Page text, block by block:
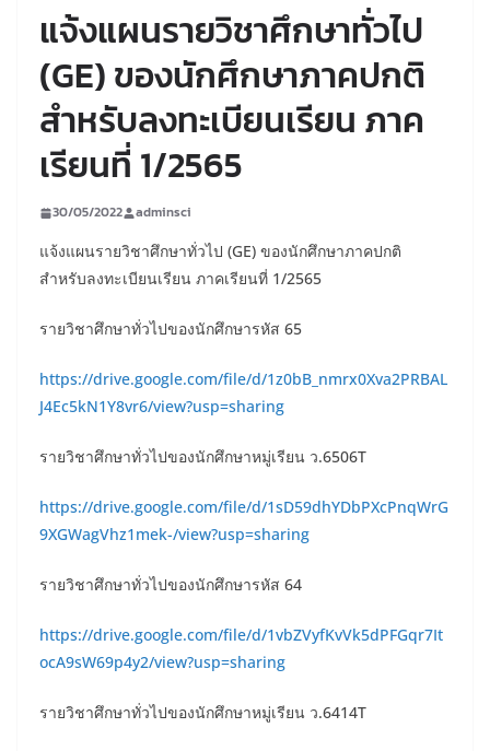
แจ้งแผนรายวิชาศึกษาทั่วไป
(GE) ของนักศึกษาภาคปกติ
สำหรับลงทะเบียนเรียน ภาค
เรียนที่ 1/2565
30/05/2022 adminsci
แจ้งแผนรายวิชาศึกษาทั่วไป (GE) ของนักศึกษาภาคปกติ
สำหรับลงทะเบียนเรียน ภาคเรียนที่ 1/2565
รายวิชาศึกษาทั่วไปของนักศึกษารหัส 65
https://drive.google.com/file/d/1z0bB_nmrx0Xva2PRBAL
J4Ec5kN1Y8vr6/view?usp=sharing
รายวิชาศึกษาทั่วไปของนักศึกษาหมู่เรียน ว.6506T
https://drive.google.com/file/d/1sD59dhYDbPXcPnqWrG
9XGWagVhz1mek-/view?usp=sharing
รายวิชาศึกษาทั่วไปของนักศึกษารหัส 64
https://drive.google.com/file/d/1vbZVyfKvVk5dPFGqr7It
ocA9sW69p4y2/view?usp=sharing
รายวิชาศึกษาทั่วไปของนักศึกษาหมู่เรียน ว.6414T